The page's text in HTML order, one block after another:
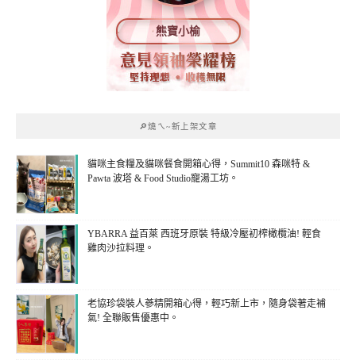
熊寶小榆
🔎燒ㄟ~新上架文章
貓咪主食糧及貓咪餐食開箱心得，Summit10 森咪特 &
Pawta 波塔 & Food Studio寵湯工坊。
YBARRA 益百萊 西班牙原裝 特級冷壓初榨橄欖油! 輕食
雞肉沙拉料理。
老協珍袋裝人蔘精開箱心得，輕巧新上市，隨身袋著走補
氣! 全聯販售優惠中。